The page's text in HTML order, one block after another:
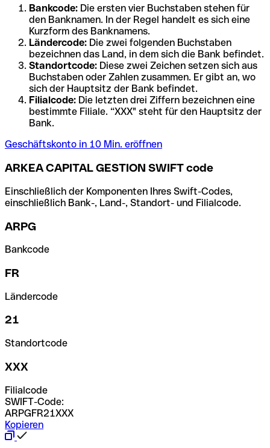
Bankcode: Die ersten vier Buchstaben stehen für
den Banknamen. In der Regel handelt es sich eine
Kurzform des Banknamens.
Ländercode: Die zwei folgenden Buchstaben
bezeichnen das Land, in dem sich die Bank befindet.
Standortcode: Diese zwei Zeichen setzen sich aus
Buchstaben oder Zahlen zusammen. Er gibt an, wo
sich der Hauptsitz der Bank befindet.
Filialcode: Die letzten drei Ziffern bezeichnen eine
bestimmte Filiale. “XXX" steht für den Hauptsitz der
Bank.
Geschäftskonto in 10 Min. eröffnen
ARKEA CAPITAL GESTION SWIFT code
Einschließlich der Komponenten Ihres Swift-Codes,
einschließlich Bank-, Land-, Standort- und Filialcode.
ARPG
Bankcode
FR
Ländercode
21
Standortcode
XXX
Filialcode
SWIFT-Code:
ARPGFR21XXX
Kopieren